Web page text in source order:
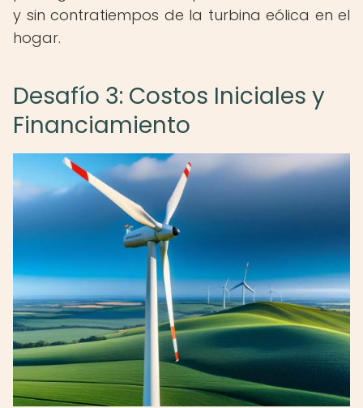
y sin contratiempos de la turbina eólica en el
hogar.
Desafío 3: Costos Iniciales y
Financiamiento